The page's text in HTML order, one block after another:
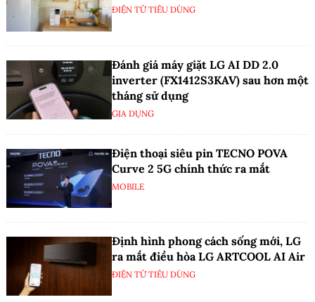
ĐIỆN TỬ TIÊU DÙNG
Đánh giá máy giặt LG AI DD 2.0
inverter (FX1412S3KAV) sau hơn một
tháng sử dụng
GIA DỤNG
Điện thoại siêu pin TECNO POVA
Curve 2 5G chính thức ra mắt
MOBILE
Định hình phong cách sống mới, LG
ra mắt điều hòa LG ARTCOOL AI Air
ĐIỆN TỬ TIÊU DÙNG